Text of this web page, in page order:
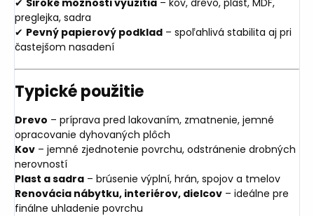
✔ Široké možnosti využitia – kov, drevo, plast, MDF,
preglejka, sadra
✔ Pevný papierový podklad – spoľahlivá stabilita aj pri
častejšom nasadení
Typické použitie
Drevo – príprava pred lakovaním, zmatnenie, jemné
opracovanie dyhovaných plôch
Kov – jemné zjednotenie povrchu, odstránenie drobných
nerovností
Plast a sadra – brúsenie výplní, hrán, spojov a tmelov
Renovácia nábytku, interiérov, dielcov – ideálne pre
finálne uhladenie povrchu